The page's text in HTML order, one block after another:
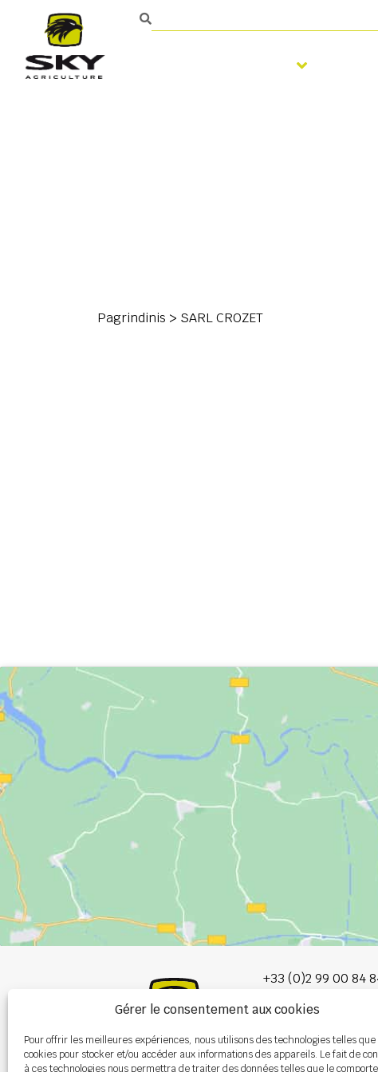
Gérer le consentement aux cookies
Pour offrir les meilleures expériences, nous utilisons des technologies telles que
cookies pour stocker et/ou accéder aux informations des appareils. Le fait de
à ces technologies nous permettra de traiter des données telles que le
Pagrindinis > SARL CROZET
+33 (0)2 99 00 84
info@burel-
Les Portes de
P.A. de la